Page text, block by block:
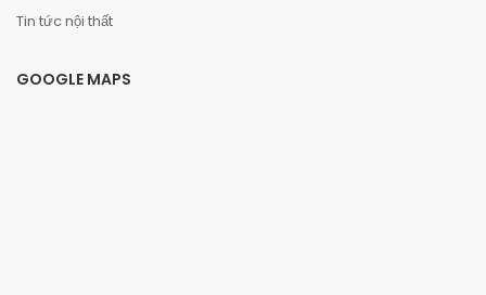
Tin tức nội thất
GOOGLE MAPS